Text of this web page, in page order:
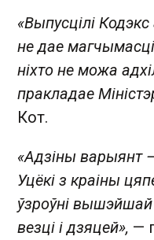
«Выпусцілі
не дае
ніхто не можа
пракладае
Кот.
«Адзіны варыянт
Уцёкі з краіны
ўзроўні
везці і дзяцей», —